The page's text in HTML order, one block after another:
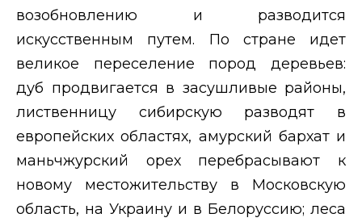
возобновлению и разводится
искусственным путем. По стране идет
великое переселение пород деревьев:
дуб продвигается в засушливые районы,
лиственницу сибирскую разводят в
европейских областях, амурский бархат и
маньчжурский орех перебрасывают к
новому местожительству в Московскую
область, на Украину и в Белоруссию; леса